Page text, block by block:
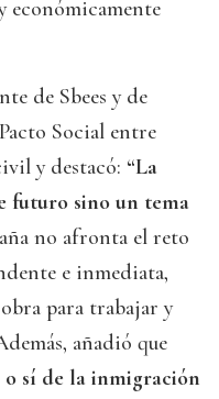
económicamente
de Sbees y de
Social entre
y destacó: “La
futuro sino un tema
no afronta el reto
e inmediata,
para trabajar y
añadió que
o sí de la inmigración